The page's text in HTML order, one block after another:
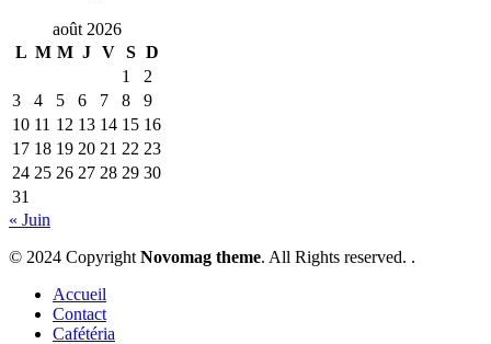
août 2026
L M M J V S D
1
2
3
4 5 6 7 8
9
10 11 12 13 14 15 16
17 18 19 20 21 22 23
24 25 26 27 28 29 30
31
« Juin
© 2024 Copyright Novomag theme. All Rights reserved. .
Accueil
Contact
Cafétéria